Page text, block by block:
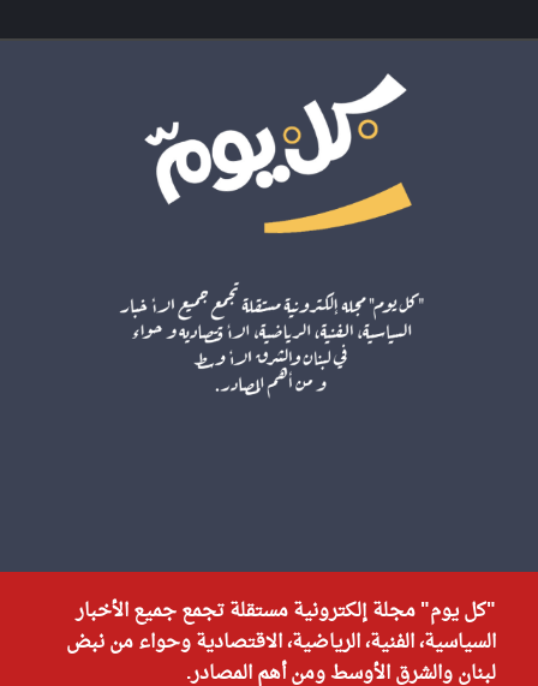
"كل يوم" مجلة إلكترونية مستقلة تجمع جميع الأخبار
السياسية، الفنية، الرياضية، الاقتصادية وحواء من نبض
لبنان والشرق الأوسط ومن أهم المصادر.